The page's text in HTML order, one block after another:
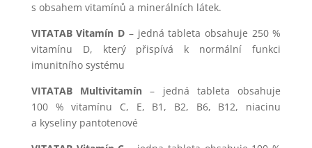
s obsahem vitamínů a minerálních látek.
VITATAB Vitamín D – jedná tableta obsahuje 250 %
vitamínu D, který přispívá k normální funkci
imunitního systému
VITATAB Multivitamín – jedná tableta obsahuje
100 % vitamínu C, E, B1, B2, B6, B12, niacinu
a kyseliny pantotenové